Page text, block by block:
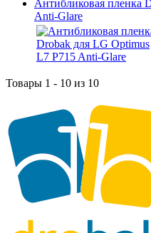
Антибликовая пленка
Anti-Glare
Товары 1 - 10 из 10